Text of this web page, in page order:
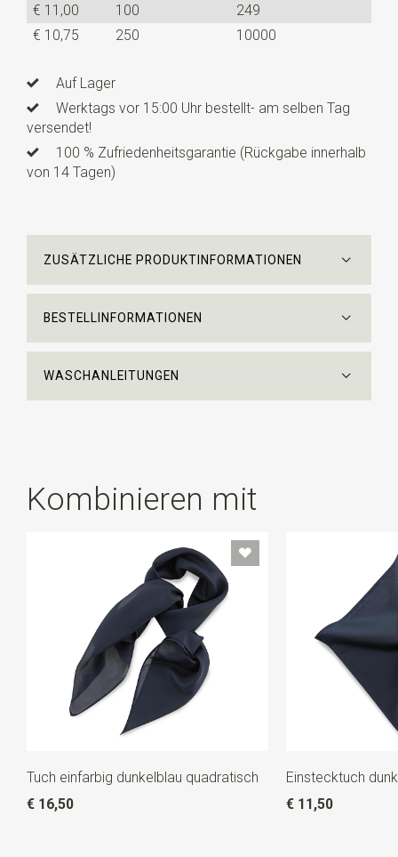
€ 11,00
100
249
€ 10,75
250 10000
Auf Lager
Werktags vor 15:00 Uhr bestellt- am selben Tag
versendet!
100 % Zufriedenheitsgarantie (Rückgabe innerhalb
von 14 Tagen)
ZUSÄTZLICHE PRODUKTINFORMATIONEN
BESTELLINFORMATIONEN
WASCHANLEITUNGEN
Kombinieren mit
Tuch einfarbig dunkelblau quadratisch
€ 16,50
Einstecktuch
€ 11,50